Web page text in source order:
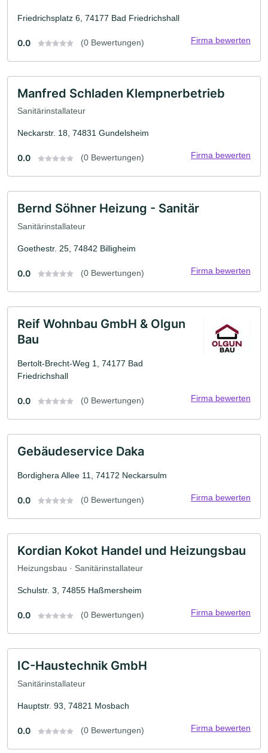
Friedrichsplatz 6, 74177 Bad Friedrichshall
0.0 (0 Bewertungen) Firma bewerten
Manfred Schladen Klempnerbetrieb
Sanitärinstallateur
Neckarstr. 18, 74831 Gundelsheim
0.0 (0 Bewertungen) Firma bewerten
Bernd Söhner Heizung - Sanitär
Sanitärinstallateur
Goethestr. 25, 74842 Billigheim
0.0 (0 Bewertungen) Firma bewerten
Reif Wohnbau GmbH & Olgun
Bau
Bertolt-Brecht-Weg 1, 74177 Bad
Friedrichshall
0.0 (0 Bewertungen) Firma bewerten
Gebäudeservice Daka
Bordighera Allee 11, 74172 Neckarsulm
0.0 (0 Bewertungen) Firma bewerten
Kordian Kokot Handel und Heizungsbau
Heizungsbau · Sanitärinstallateur
Schulstr. 3, 74855 Haßmersheim
0.0 (0 Bewertungen) Firma bewerten
IC-Haustechnik GmbH
Sanitärinstallateur
Hauptstr. 93, 74821 Mosbach
0.0 (0 Bewertungen) Firma bewerten